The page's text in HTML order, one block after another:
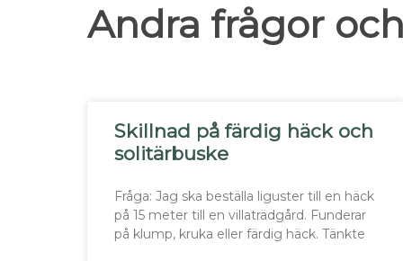
Andra frågor
Skillnad på färdig häck och
solitärbuske
Fråga: Jag ska beställa liguster till en häck
på 15 meter till en villaträdgård. Funderar
på klump, kruka eller färdig häck. Tänkte